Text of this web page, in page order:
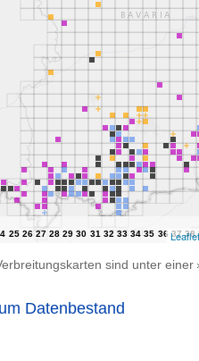
Leaflet
sind unter einer
Datenbestand